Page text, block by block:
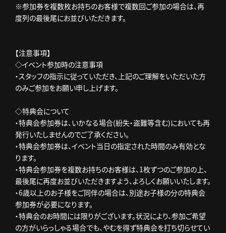
※参加券を複数枚お持ちのお客様で複数回ご参加の場合は、再
度列の最後尾にお並びいただきます。
【注意事項】
◇イベント参加時の注意事項
・スタッフの指示に従っていただき、上記のご理解をいただいた方
のみご参加をお願い申し上げます。
◇特典会について
・特典会参加券は、いかなる場合(紛失・盗難等含む)においても再
発行いたしませんのでご了承ください。
・特典会参加券は、イベント当日の指定された時間のみ有効とな
ります。
・特典会参加券を複数お持ちのお客様は、1枚ずつのご参加の上、
最後尾に再度お並びいただきますよう、よろしくお願いいたします。
・6歳以上のお子様をご同伴の場合は、別途お子様の分の特典会
参加券が必要になります。
・特典会のお時間には限りがございます。状況により、参加ご希望
の方がいらっしゃる場合でも、やむを得ず特典会を打ち切らせてい